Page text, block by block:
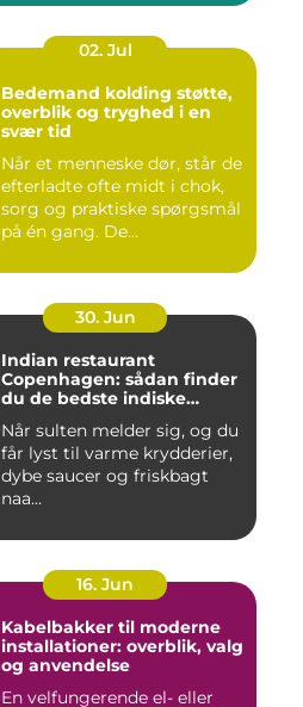
02. Jul
Bedemand kolding støtte,
overblik og tryghed i en
svær tid
Når et menneske dør, står de
efterladte ofte midt i chok,
sorg og praktiske spørgsmål
på én gang. De...
30. Jun
Indian restaurant
Copenhagen: sådan finder
du de bedste indiske
Når sulten melder sig, og du
får lyst til varme krydderier,
dybe saucer og friskbagt
naa...
16. Jun
Kabelbakker til moderne
installationer: overblik, valg
og anvendelse
En velfungerende el- eller